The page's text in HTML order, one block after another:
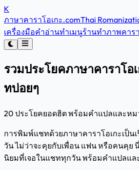
K
ภาษาคาราโอเกะ.comThai
เครื่องมือคำอ่านทำเมนูร้านทำภาพคาร
รวมประโยคภาษาคาราโ
ทบ่อยๆ
20 ประโยคยอดฮิต พร้อมคำแปลและห
การพิมพ์แชทด้วยภาษาคาราโอเกะเป็น
วัน ไม่ว่าจะคุยกับเพื่อน แฟน หรือคนคุย
นิยมที่เจอในแชททุกวัน พร้อมคำแปลแ